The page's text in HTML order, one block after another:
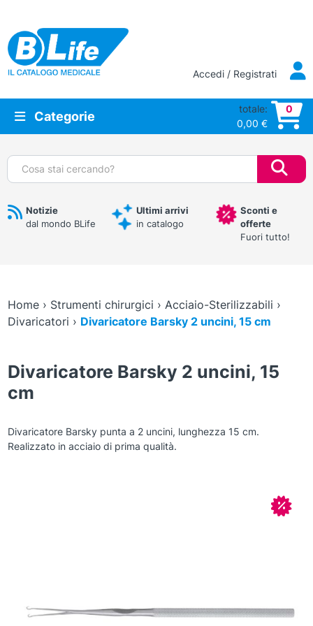
Vai al contenuto principale
Accedi / Registrati
Categorie
totale:
0,00 €
0
Cerca:
Notizie
dal mondo BLife
Ultimi arrivi
in catalogo
Sconti e
offerte
Fuori tutto!
Home› Strumenti chirurgici › Acciaio-Sterilizzabili ›
Divaricatori › Divaricatore Barsky 2 uncini, 15 cm
Divaricatore Barsky 2 uncini, 15
cm
Divaricatore Barsky punta a 2 uncini, lunghezza 15 cm.
Realizzato in acciaio di prima qualità.
In